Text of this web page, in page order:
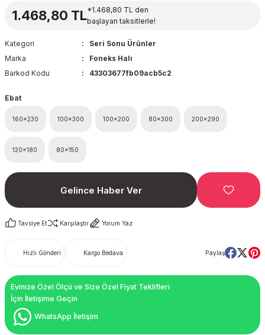
1.468,80 TL*1.468,80 TL den
başlayan taksitlerle!
Kategori
Seri Sonu Ürünler
Marka
Foneks Halı
Barkod Kodu
43303677fb09acb5c2
Ebat
160x230 100x300 100x200 80x300 200x290
120x180 80x150
Gelince Haber Ver
Tavsiye Et Karşılaştır Yorum Yaz
Hızlı Gönderi Kargo Bedava Paylaş
Evinize Özel Ölçü ve Size Özel Fiyat Teklifleri
İçin İletişime Geçin
WhatsApp İletişim